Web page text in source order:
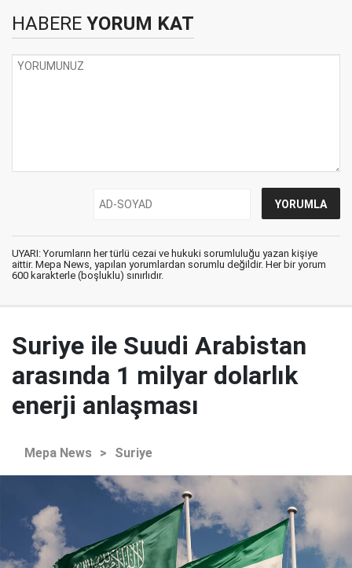
HABERE YORUM KAT
UYARI: Yorumların her türlü cezai ve hukuki sorumluluğu yazan kişiye
aittir. Mepa News, yapılan yorumlardan sorumlu değildir. Her bir yorum
600 karakterle (boşluklu) sınırlıdır.
Suriye ile Suudi Arabistan
arasında 1 milyar dolarlık
enerji anlaşması
Mepa News > Suriye